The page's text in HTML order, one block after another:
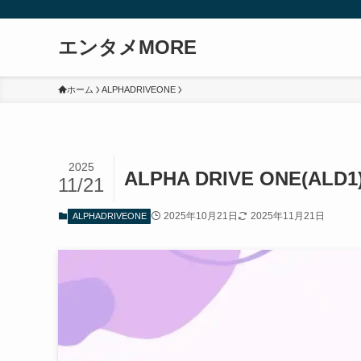
エンタメMORE
ホーム ALPHADRIVEONE
ALPHA DRIVE
2025
11/21
ALPHADRIVEONE 2025年10月21日 2025年11月21日